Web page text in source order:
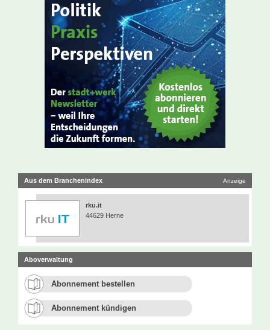
Aus dem Branchenindex Anzeige
rku.it
44629 Herne
Aboverwaltung
Abonnement bestellen
Abonnement kündigen